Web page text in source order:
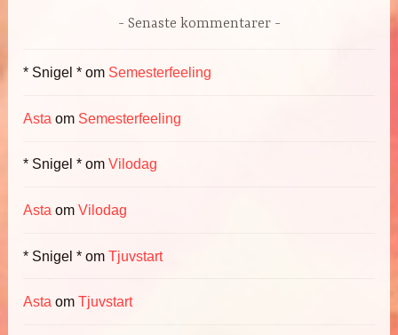
Senaste kommentarer
* Snigel * om Semesterfeeling
Asta om Semesterfeeling
* Snigel * omVilodag
Asta omVilodag
* Snigel * omTjuvstart
Asta omTjuvstart